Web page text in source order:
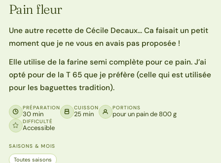
Pain fleur
Une autre recette de Cécile Decaux… Ca faisait un petit
moment que je ne vous en avais pas proposée !
Elle utilise de la farine semi complète pour ce pain. J’ai
opté pour de la T 65 que je préfère (celle qui est utilisée
pour les baguettes tradition).
PRÉPARATION
30 min
CUISSON
25 min
PORTIONS
pour un pain de 800 g
DIFFICULTÉ
Accessible
SAISONS & MOIS
Toutes saisons